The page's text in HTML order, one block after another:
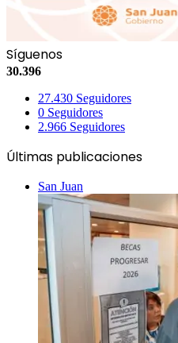
Síguenos
30.396
27.430 Seguidores
0 Seguidores
2.966 Seguidores
Últimas publicaciones
San Juan